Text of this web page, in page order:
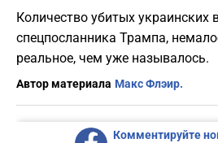
Количество убитых украинских
спецпосланника Трампа,
реальное, чем уже называлось.
Автор материала Макс Флэир.
Комментируйте